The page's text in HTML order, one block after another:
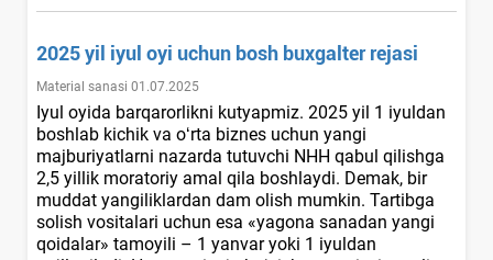
2025 yil iyul oyi uchun bosh buхgalter rejasi
Material sanasi 01.07.2025
Iyul oyida barqarorlikni kutyapmiz. 2025 yil 1 iyuldan
boshlab kichik va oʻrta biznes uchun yangi
majburiyatlarni nazarda tutuvchi NHH qabul qilishga
2,5 yillik moratoriy amal qila boshlaydi. Demak, bir
muddat yangiliklardan dam olish mumkin. Tartibga
solish vositalari uchun esa «yagona sanadan yangi
qoidalar» tamoyili – 1 yanvar yoki 1 iyuldan